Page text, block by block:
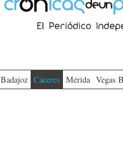
Badajoz Cáceres Mérida Vegas